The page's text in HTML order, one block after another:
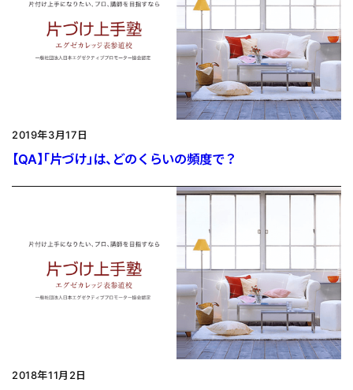
2019年3月17日
【QA】「片づけ」は、どのくらいの頻度で？
2018年11月2日